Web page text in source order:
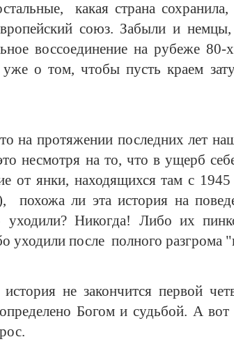
какая страна сохранила,
союз. Забыли и
воссоединение на рубеже
о том, чтобы пусть краем
на протяжении последних лет
несмотря на то, что в ущерб
от янки, находящихся там с
ли эта история на
уходили? Никогда! Либо их
уходили после полного разгрома
не закончится первой
Богом и судьбой. А